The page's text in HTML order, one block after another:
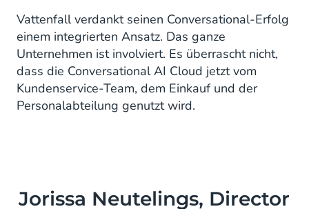
Vattenfall verdankt seinen Conversational-Erfolg
einem integrierten Ansatz. Das ganze
Unternehmen ist involviert. Es überrascht nicht,
dass die Conversational AI Cloud jetzt vom
Kundenservice-Team, dem Einkauf und der
Personalabteilung genutzt wird.
Jorissa Neutelings, Director